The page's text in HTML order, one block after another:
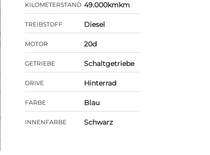
KILOMETERSTAND 49.000kmkm
TREIBSTOFF Diesel
MOTOR 20d
GETRIEBE Schaltgetriebe
DRIVE Hinterrad
FARBE Blau
INNENFARBE Schwarz